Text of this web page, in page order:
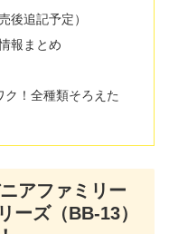
後追記予定）
報まとめ
！全種類そろえた
アファミリー
ーズ（BB-13）